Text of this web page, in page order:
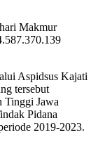
Makmur
Aspidsus Kajati
tersebut
Tinggi Jawa
Pidana
2019-2023.